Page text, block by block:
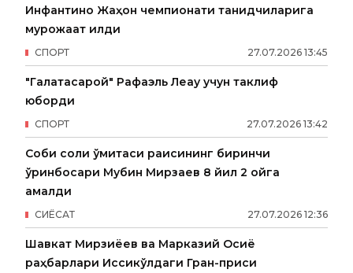
Инфантино Жаҳон чемпионати танқидчиларига
мурожаат қилди
27.07.2026 13:45
СПОРТ
"Галатасарой" Рафаэль Леау учун таклиф
юборди
27.07.2026 13:42
СПОРТ
Собиқ солиқ қўмитаси раисининг биринчи
ўринбосари Мубин Мирзаев 8 йил 2 ойга
қамалди
27.07.2026 12:36
СИËСАТ
Шавкат Мирзиёев ва Марказий Осиё
раҳбарлари Иссиқкўлдаги Гран-приси